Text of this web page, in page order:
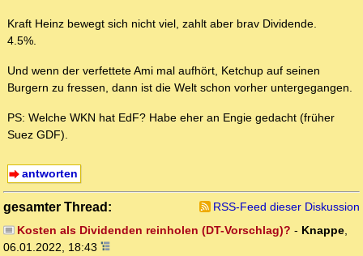
Kraft Heinz bewegt sich nicht viel, zahlt aber brav Dividende.
4.5%.
Und wenn der verfettete Ami mal aufhört, Ketchup auf seinen
Burgern zu fressen, dann ist die Welt schon vorher untergegangen.
PS: Welche WKN hat EdF? Habe eher an Engie gedacht (früher
Suez GDF).
antworten
gesamter Thread:
RSS-Feed dieser Diskussion
Kosten als Dividenden reinholen (DT-Vorschlag)? - Knappe,
06.01.2022, 18:43